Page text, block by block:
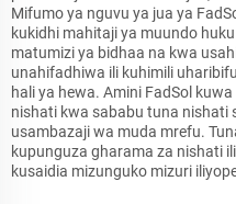
Mifumo ya nguvu ya jua ya
kukidhi mahitaji ya muundo
matumizi ya bidhaa na kwa
unahifadhiwa ili kuhimili
hali ya hewa. Amini FadSol
nishati kwa sababu tuna nishati
usambazaji wa muda mrefu.
kupunguza gharama za nishati
kusaidia mizunguko mizuri